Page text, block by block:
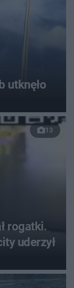
utknęło
13
rogatki.
uderzył